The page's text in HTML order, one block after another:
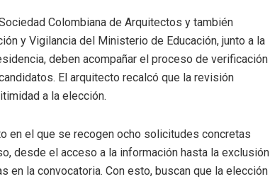
Colombiana de Arquitectos y también
y Vigilancia del Ministerio de Educación, junto a la
deben acompañar el proceso de verificación
El arquitecto recalcó que la revisión
a la elección.
en el que se recogen ocho solicitudes concretas
desde el acceso a la información hasta la exclusión
la convocatoria. Con esto, buscan que la elección